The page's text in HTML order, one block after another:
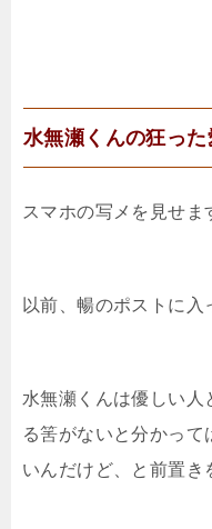
水無瀬くんの狂った
スマホの写メを見せま
以前、暢のポストに入
水無瀬くんは優しい人
る筈がないと分かって
いんだけど、と前置き